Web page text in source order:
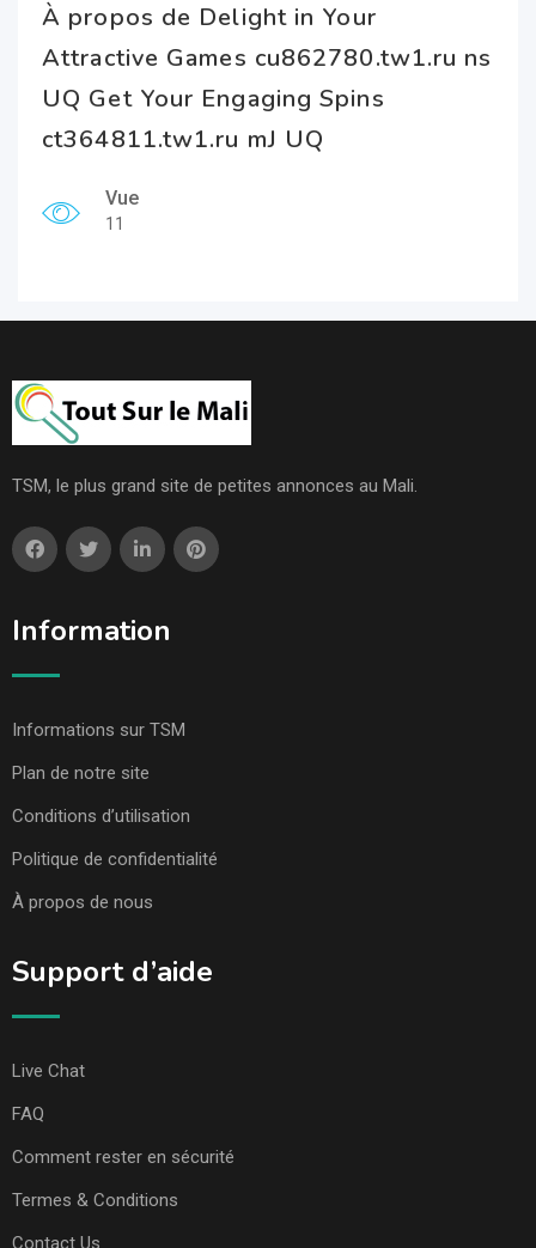
À propos de Delight in Your
Attractive Games cu862780.tw1.ru ns
UQ Get Your Engaging Spins
ct364811.tw1.ru mJ UQ
Vue
11
TSM, le plus grand site de petites annonces au Mali.
Information
Informations sur TSM
Plan de notre site
Conditions d’utilisation
Politique de confidentialité
À propos de nous
Support d’aide
Live Chat
FAQ
Comment rester en sécurité
Termes & Conditions
Contact Us